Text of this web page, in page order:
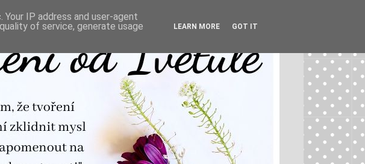
IP address and user-agent
of service, generate usage
LEARN MORE GOT IT